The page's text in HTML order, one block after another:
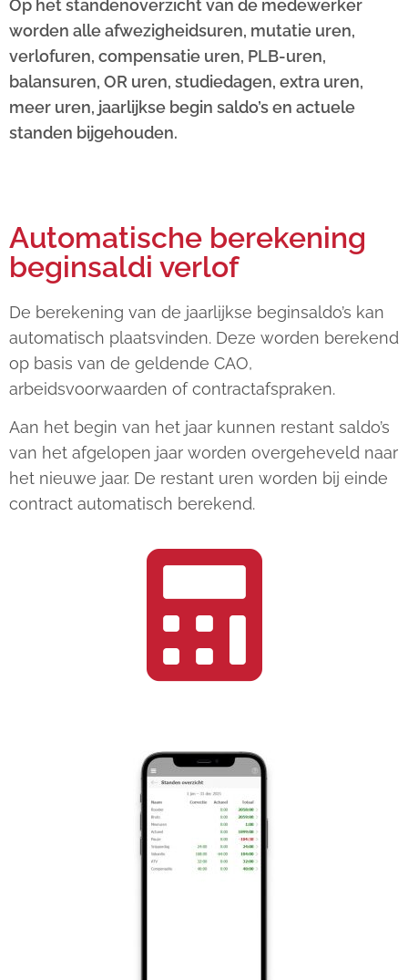
Op het standenoverzicht van de medewerker
worden alle afwezigheidsuren, mutatie uren,
verlofuren, compensatie uren, PLB-uren,
balansuren, OR uren, studiedagen, extra uren,
meer uren, jaarlijkse begin saldo’s en actuele
standen bijgehouden.
Automatische berekening
beginsaldi verlof
De berekening van de jaarlijkse beginsaldo’s kan
automatisch plaatsvinden. Deze worden berekend
op basis van de geldende CAO,
arbeidsvoorwaarden of contractafspraken.
Aan het begin van het jaar kunnen restant saldo’s
van het afgelopen jaar worden overgeheveld naar
het nieuwe jaar. De restant uren worden bij einde
contract automatisch berekend.